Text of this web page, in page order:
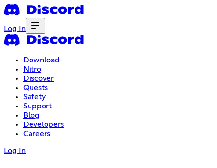
Log In
Download
Nitro
Discover
Quests
Safety
Support
Blog
Developers
Careers
Log In